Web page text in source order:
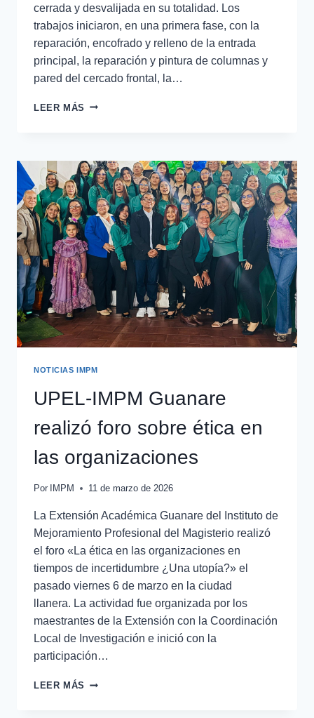
cerrada y desvalijada en su totalidad. Los
trabajos iniciaron, en una primera fase, con la
reparación, encofrado y relleno de la entrada
principal, la reparación y pintura de columnas y
pared del cercado frontal, la…
LEER MÁS
NOTICIAS IMPM
UPEL-IMPM Guanare
realizó foro sobre ética en
las organizaciones
Por IMPM 11 de marzo de 2026
La Extensión Académica Guanare del Instituto de
Mejoramiento Profesional del Magisterio realizó
el foro «La ética en las organizaciones en
tiempos de incertidumbre ¿Una utopía?» el
pasado viernes 6 de marzo en la ciudad
llanera. La actividad fue organizada por los
maestrantes de la Extensión con la Coordinación
Local de Investigación e inició con la
participación…
LEER MÁS